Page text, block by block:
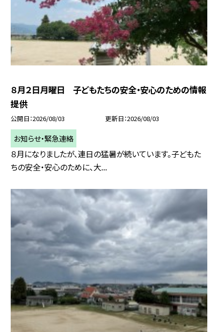
８月２日月曜日 子どもたちの安全・安心のための情報
提供
公開日 2026/08/03 更新日 2026/08/03
お知らせ・緊急連絡
８月になりましたが、連日の猛暑が続いています。子どもた
ちの安全・安心のために、大...